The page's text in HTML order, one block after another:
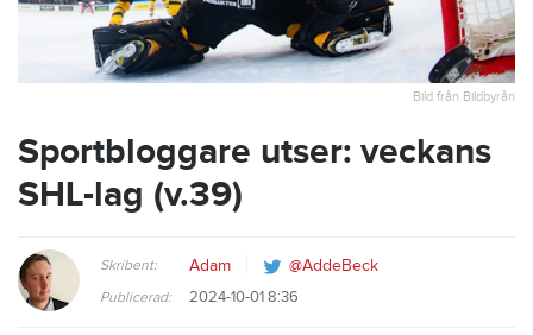
Bild från Bildbyrån
Sportbloggare utser: veckans
SHL-lag (v.39)
Skribent: Adam @AddeBeck
Publicerad: 2024-10-01 8:36